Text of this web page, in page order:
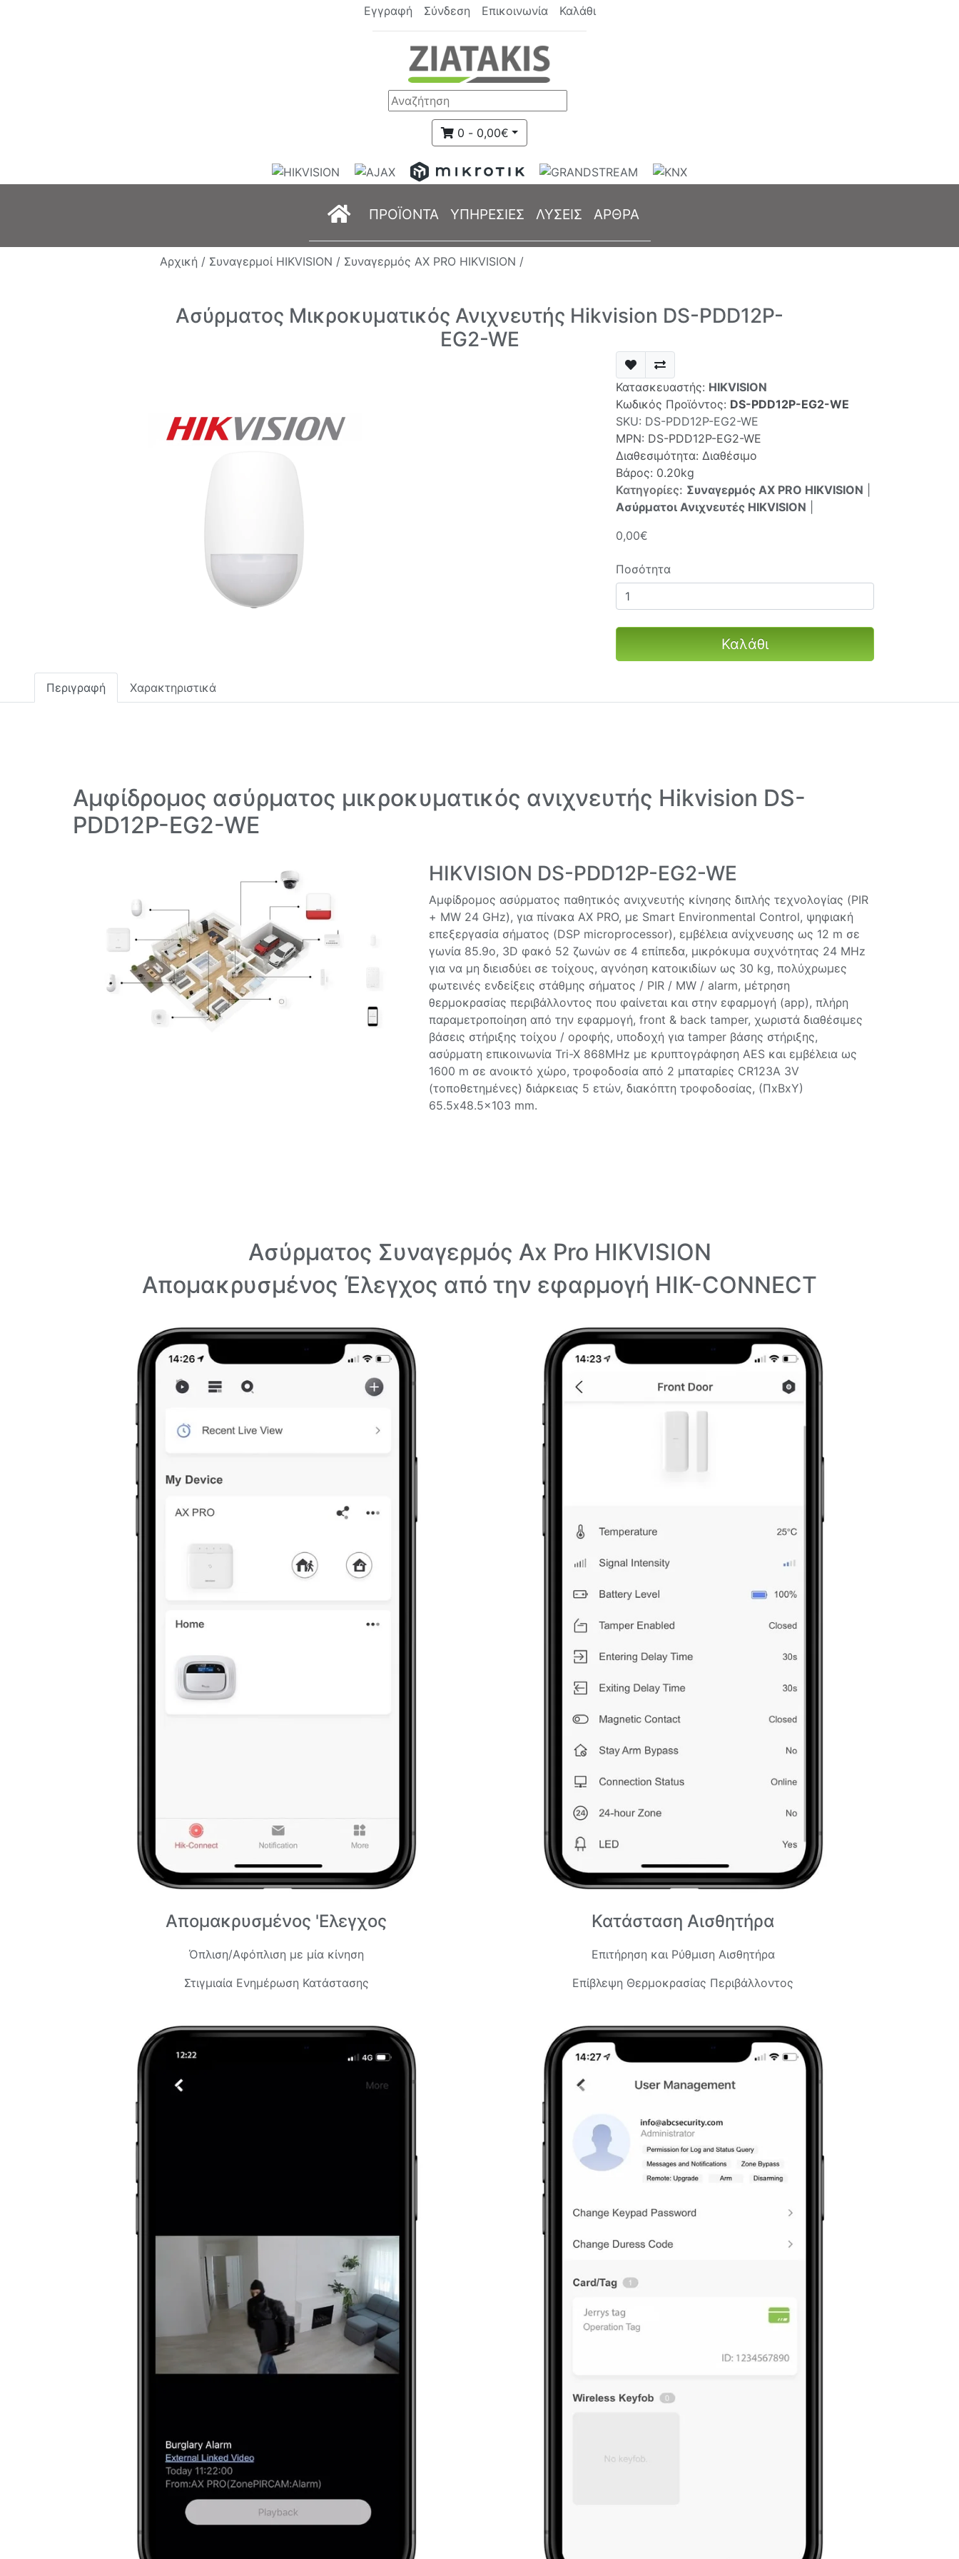
Εγγραφή Σύνδεση Επικοινωνία Καλάθι
0 - 0,00€
(current)
ΠΡΟΪΟΝΤΑ ΥΠΗΡΕΣΙΕΣ ΛΥΣΕΙΣ ΑΡΘΡΑ
Αρχική / Συναγερμοί HIKVISION / Συναγερμός AX PRO HIKVISION /
Ασύρματος Μικροκυματικός Ανιχνευτής Hikvision DS-PDD12P-
EG2-WE
Κατασκευαστής: HIKVISION
Κωδικός Προϊόντος: DS-PDD12P-EG2-WE
SKU: DS-PDD12P-EG2-WE
MPN: DS-PDD12P-EG2-WE
Διαθεσιμότητα: Διαθέσιμο
Βάρος: 0.20kg
Κατηγορίες: Συναγερμός AX PRO HIKVISION
Ασύρματοι Ανιχνευτές HIKVISION
0,00€
Ποσότητα
Καλάθι
Περιγραφή Χαρακτηριστικά
Αμφίδρομος ασύρματος μικροκυματικός ανιχνευτής Hikvision DS-
PDD12P-EG2-WE
HIKVISION DS-PDD12P-EG2-WE
Αμφίδρομος ασύρματος παθητικός ανιχνευτής κίνησης διπλής τεχνολογίας (PIR
+ MW 24 GHz), για πίνακα AX PRO, με Smart Environmental Control, ψηφιακή
επεξεργασία σήματος (DSP microprocessor), εμβέλεια ανίχνευσης ως 12 m σε
γωνία 85.9ο, 3D φακό 52 ζωνών σε 4 επίπεδα, μικρόκυμα συχνότητας 24 MHz
για να μη διεισδύει σε τοίχους, αγνόηση κατοικιδίων ως 30 kg, πολύχρωμες
φωτεινές ενδείξεις στάθμης σήματος / PIR / MW / alarm, μέτρηση
θερμοκρασίας περιβάλλοντος που φαίνεται και στην εφαρμογή (app), πλήρη
παραμετροποίηση από την εφαρμογή, front & back tamper, χωριστά διαθέσιμες
βάσεις στήριξης τοίχου / οροφής, υποδοχή για tamper βάσης στήριξης,
ασύρματη επικοινωνία Tri-X 868MHz με κρυπτογράφηση AES και εμβέλεια ως
1600 m σε ανοικτό χώρο, τροφοδοσία από 2 μπαταρίες CR123A 3V
(τοποθετημένες) διάρκειας 5 ετών, διακόπτη τροφοδοσίας, (ΠxΒxY)
65.5x48.5x103 mm.
Ασύρματος Συναγερμός Ax Pro HIKVISION
Απομακρυσμένος Έλεγχος από την εφαρμογή HIK-CONNECT
Απομακρυσμένος 'Ελεγχος
Όπλιση/Αφόπλιση με μία κίνηση
Στιγμιαία Ενημέρωση Κατάστασης
Κατάσταση Αισθητήρα
Επιτήρηση και Ρύθμιση Αισθητήρα
Επίβλεψη Θερμοκρασίας Περιβάλλοντος